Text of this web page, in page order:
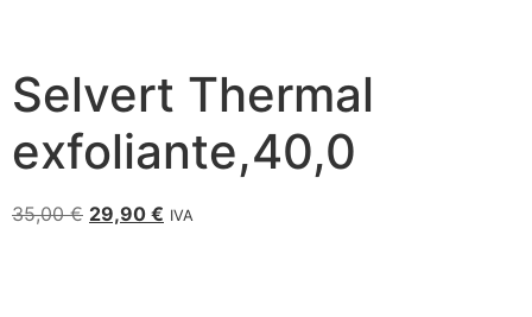
Selvert Thermal
exfoliante,40,0
35,00€ 29,90 € IVA